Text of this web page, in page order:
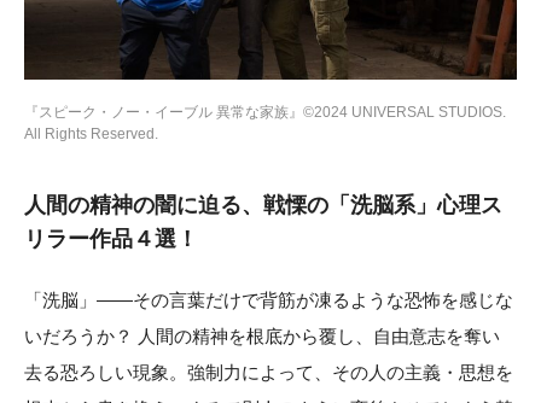
『スピーク・ノー・イーブル 異常な家族』©2024 UNIVERSAL STUDIOS.
All Rights Reserved.
人間の精神の闇に迫る、戦慄の「洗脳系」心理ス
リラー作品４選！
「洗脳」――その言葉だけで背筋が凍るような恐怖を感じな
いだろうか？ 人間の精神を根底から覆し、自由意志を奪い
去る恐ろしい現象。強制力によって、その人の主義・思想を